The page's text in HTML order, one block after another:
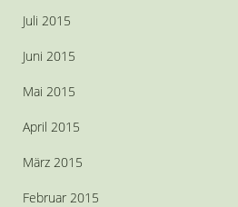
Juli 2015
Juni 2015
Mai 2015
April 2015
März 2015
Februar 2015